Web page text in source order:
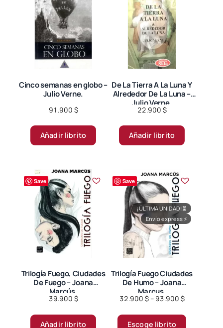
Cinco semanas en globo –
Julio Verne.
91.900 $
Añadir librito
De La Tierra A La Luna Y
Alrededor De La Luna –
Julio Verne.
22.900 $
Añadir librito
Save
Trilogía Fuego, Ciudades
De Fuego – Joana
Marcús.
39.900 $
Añadir librito
Save
Trilogía Fuego Ciudades
De Humo – Joana
Marcus.
32.900 $– 93.900 $Price
32.900 $
¡ÚLTIMA UNIDAD!⏳
Envío express ⚡
Escoge librito